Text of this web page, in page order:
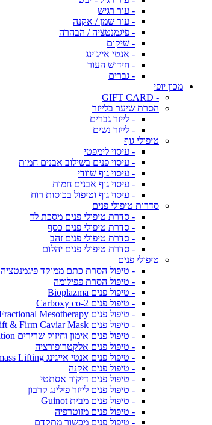
- עור רגיש
- עור שמן / אקנה
- פיגמנטציה / הבהרה
- שיקום
- אנטי אייג'ינג
- חידוש העור
- גברים
מכון יופי
- GIFT CARD
הסרת שיער בלייזר
- לייזר גברים
- לייזר נשים
טיפולי גוף
- עיסוי לימפטי
- עיסוי פנים בשילוב אבנים חמות
- עיסוי גוף שוודי
- עיסוי גוף אבנים חמות
- עיסוי גוף וטיפול בכוסות רוח
סדרות טיפולי פנים
- סדרת טיפולי פנים מסכת לד
- סדרת טיפולי פנים כסף
- סדרת טיפולי פנים זהב
- סדרת טיפולי פנים יהלום
טיפולי פנים
- טיפול הסרת כתם ממוקד פיגמנטציה
- טיפול הסרת פפילומה
- טיפול פנים Bioplazma
- טיפול פנים Carboxy co-2
- טיפול פנים Fractional Mesotherapy
- טיפול פנים Lift & Firm Caviar Mask
- טיפול פנים אימון וחיזוק שרירים Muscle Stimulation
- טיפול פנים אלקטרופורציה
- טיפול פנים אנטי אייגינג Smass Lifting
- טיפול פנים אקנה
- טיפול פנים דיקור אסתטי
- טיפול פנים לייזר פילינג קרבון
- טיפול פנים מבית Guinot
- טיפול פנים מזוטרפיה
- טיפול פנים מכשור מתקדם